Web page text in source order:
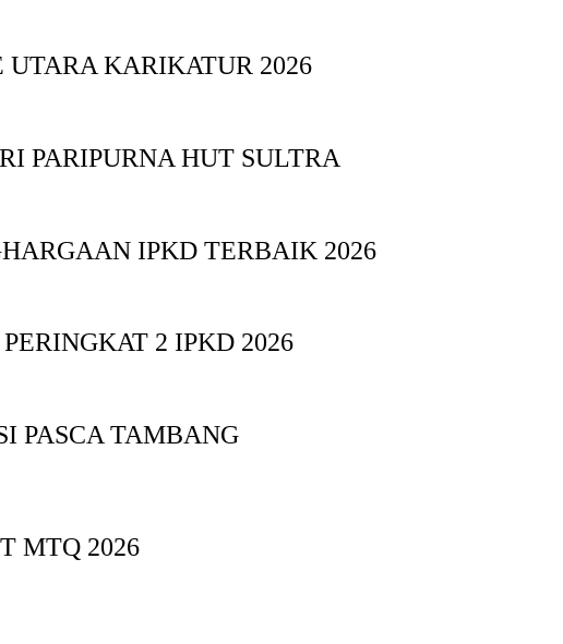
UTARA KARIKATUR 2026
PARIPURNA HUT SULTRA
IPKD TERBAIK 2026
2 IPKD 2026
PASCA TAMBANG
MTQ 2026